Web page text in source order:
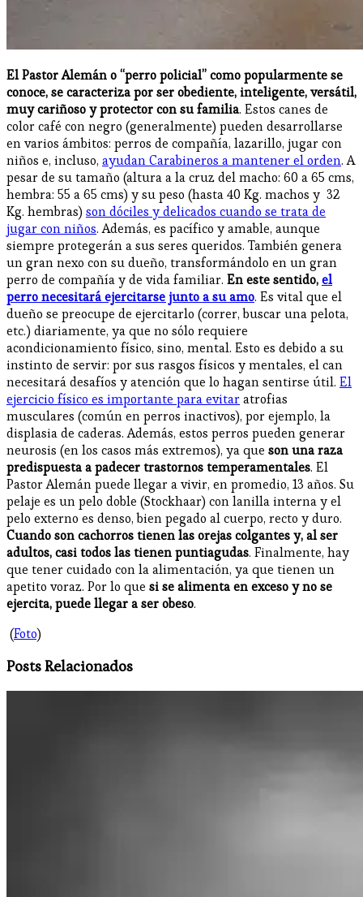
El Pastor Alemán o “perro policial” como popularmente se
conoce, se caracteriza por ser obediente, inteligente, versátil,
muy cariñoso y protector con su familia. Estos canes de
color café con negro (generalmente) pueden desarrollarse
en varios ámbitos: perros de compañía, lazarillo, jugar con
niños e, incluso, ayudan Carabineros a mantener el orden. A
pesar de su tamaño (altura a la cruz del macho: 60 a 65 cms,
hembra: 55 a 65 cms) y su peso (hasta 40 Kg. machos y 32
Kg. hembras) son dóciles y delicados cuando se trata de
jugar con niños. Además, es pacífico y amable, aunque
siempre protegerán a sus seres queridos. También genera
un gran nexo con su dueño, transformándolo en un gran
perro de compañía y de vida familiar. En este sentido,el
perro necesitará ejercitarse junto a su amo. Es vital que el
dueño se preocupe de ejercitarlo (correr, buscar una pelota,
etc.) diariamente, ya que no sólo requiere
acondicionamiento físico, sino, mental. Esto es debido a su
instinto de servir: por sus rasgos físicos y mentales, el can
necesitará desafíos y atención que lo hagan sentirse útil. El
ejercicio físico es importante para evitaratrofias
musculares (común en perros inactivos), por ejemplo, la
displasia de caderas. Además, estos perros pueden generar
neurosis (en los casos más extremos), ya que son una raza
predispuesta a padecer trastornos temperamentales. El
Pastor Alemán puede llegar a vivir, en promedio, 13 años. Su
pelaje es un pelo doble (Stockhaar) con lanilla interna y el
pelo externo es denso, bien pegado al cuerpo, recto y duro.
Cuando son cachorros tienen las orejas colgantes y, al ser
adultos, casi todos las tienen puntiagudas. Finalmente, hay
que tener cuidado con la alimentación, ya que tienen un
apetito voraz. Por lo que si se alimenta en exceso y no se
ejercita, puede llegar a ser obeso.
(Foto)
Posts Relacionados